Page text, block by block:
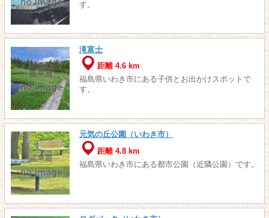
す。
滝富士
距離 4.6 km
福島県いわき市にある子供とお出かけスポットで
す。
元気の丘公園（いわき市）
距離 4.8 km
福島県いわき市にある都市公園（近隣公園）です。